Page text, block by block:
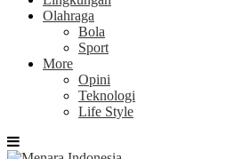
Olahraga
Bola
Sport
More
Opini
Teknologi
Life Style